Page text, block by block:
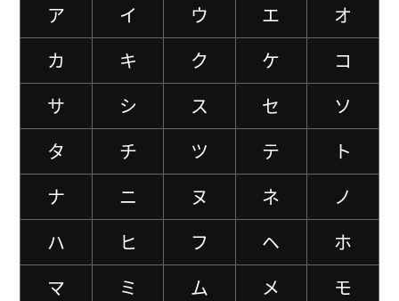
ア イ ウ エ
オ
カ
キ ク ケ
コ
サ
シ ス セ
ソ
タ
チ ツ テ
ト
ナ
ニ ヌ ネ
ノ
ハ
ヒ フ ヘ
ホ
マ
ミ ム メ
モ